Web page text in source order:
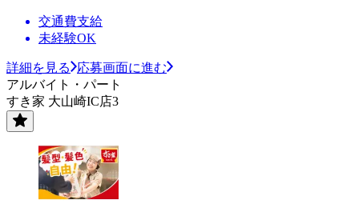
交通費支給
未経験OK
詳細を見る
応募画面に進む
アルバイト・パート
すき家 大山崎IC店3